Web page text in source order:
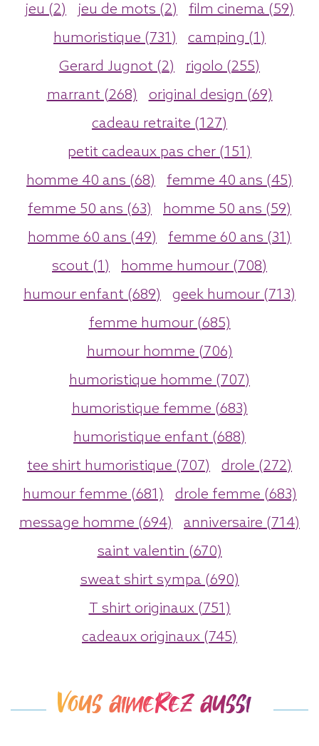
jeu (2)
jeu de mots (2)
film cinema (59)
humoristique (731)
camping (1)
Gerard Jugnot (2)
rigolo (255)
marrant (268)
original design (69)
cadeau retraite (127)
petit cadeaux pas cher (151)
homme 40 ans (68)
femme 40 ans (45)
femme 50 ans (63)
homme 50 ans (59)
homme 60 ans (49)
femme 60 ans (31)
scout (1)
homme humour (708)
humour enfant (689)
geek humour (713)
femme humour (685)
humour homme (706)
humoristique homme (707)
humoristique femme (683)
humoristique enfant (688)
tee shirt humoristique (707)
drole (272)
humour femme (681)
drole femme (683)
message homme (694)
anniversaire (714)
saint valentin (670)
sweat shirt sympa (690)
T shirt originaux (751)
cadeaux originaux (745)
Vous aimerez aussi